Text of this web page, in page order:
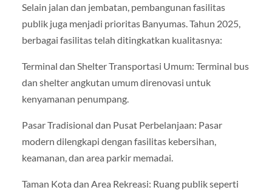
Selain jalan dan jembatan, pembangunan fasilitas
publik juga menjadi prioritas Banyumas. Tahun 2025,
berbagai fasilitas telah ditingkatkan kualitasnya:
Terminal dan Shelter Transportasi Umum: Terminal bus
dan shelter angkutan umum direnovasi untuk
kenyamanan penumpang.
Pasar Tradisional dan Pusat Perbelanjaan: Pasar
modern dilengkapi dengan fasilitas kebersihan,
keamanan, dan area parkir memadai.
Taman Kota dan Area Rekreasi: Ruang publik seperti